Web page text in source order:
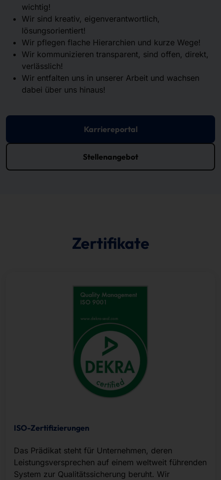
wichtig!
Wir sind kreativ, eigenverantwortlich,
lösungsorientiert!
Wir pflegen flache Hierarchien und kurze Wege!
Wir kommunizieren transparent, sind offen, direkt,
verlässlich!
Wir entfalten uns in unserer Arbeit und wachsen
dabei über uns hinaus!
Karriereportal
Stellenangebot
Zertifikate
ISO-Zertifizierungen
Das Prädikat steht für Unternehmen, deren
Leistungsversprechen auf einem weltweit führenden
System zur Qualitätssicherung beruht. Wir